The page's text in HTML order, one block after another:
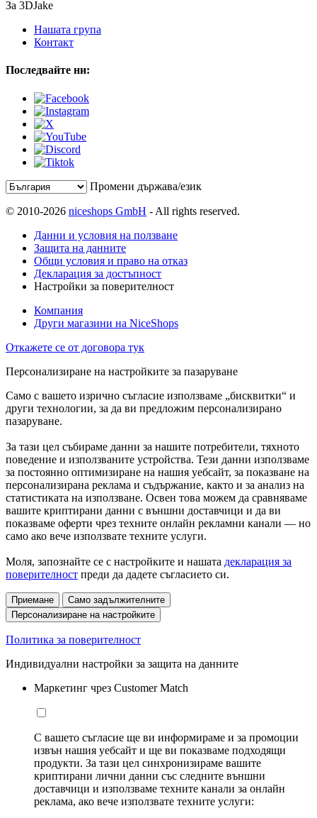
За 3DJake
Нашата група
Контакт
Последвайте ни:
Промени държава/език
© 2010-2026 niceshops GmbH - All rights reserved.
Данни и условия на ползване
Защита на данните
Общи условия и право на отказ
Декларация за достъпност
Настройки за поверителност
Компания
Други магазини на NiceShops
Откажете се от договора тук
Персонализиране на настройките за пазаруване
Само с вашето изрично съгласие използваме „бисквитки“ и
други технологии, за да ви предложим персонализирано
пазаруване.
За тази цел събираме данни за нашите потребители, тяхното
поведение и използваните устройства. Тези данни използваме
за постоянно оптимизиране на нашия уебсайт, за показване на
персонализирана реклама и съдържание, както и за анализ на
статистиката на използване. Освен това можем да сравняваме
вашите криптирани данни с външни доставчици и да ви
показваме оферти чрез техните онлайн рекламни канали — но
само ако вече използвате техните услуги.
Моля, запознайте се с настройките и нашата декларация за
поверителност преди да дадете съгласието си.
Приемане
Само задължителните
Персонализиране на настройките
Политика за поверителност
Индивидуални настройки за защита на данните
Маркетинг чрез Customer Match
С вашето съгласие ще ви информираме и за промоции
извън нашия уебсайт и ще ви показваме подходящи
продукти. За тази цел синхронизираме вашите
криптирани лични данни със следните външни
доставчици и използваме техните канали за онлайн
реклама, ако вече използвате техните услуги: